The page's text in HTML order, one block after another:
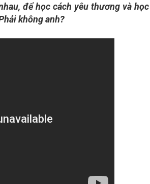
để học cách yêu thương và học
không anh?